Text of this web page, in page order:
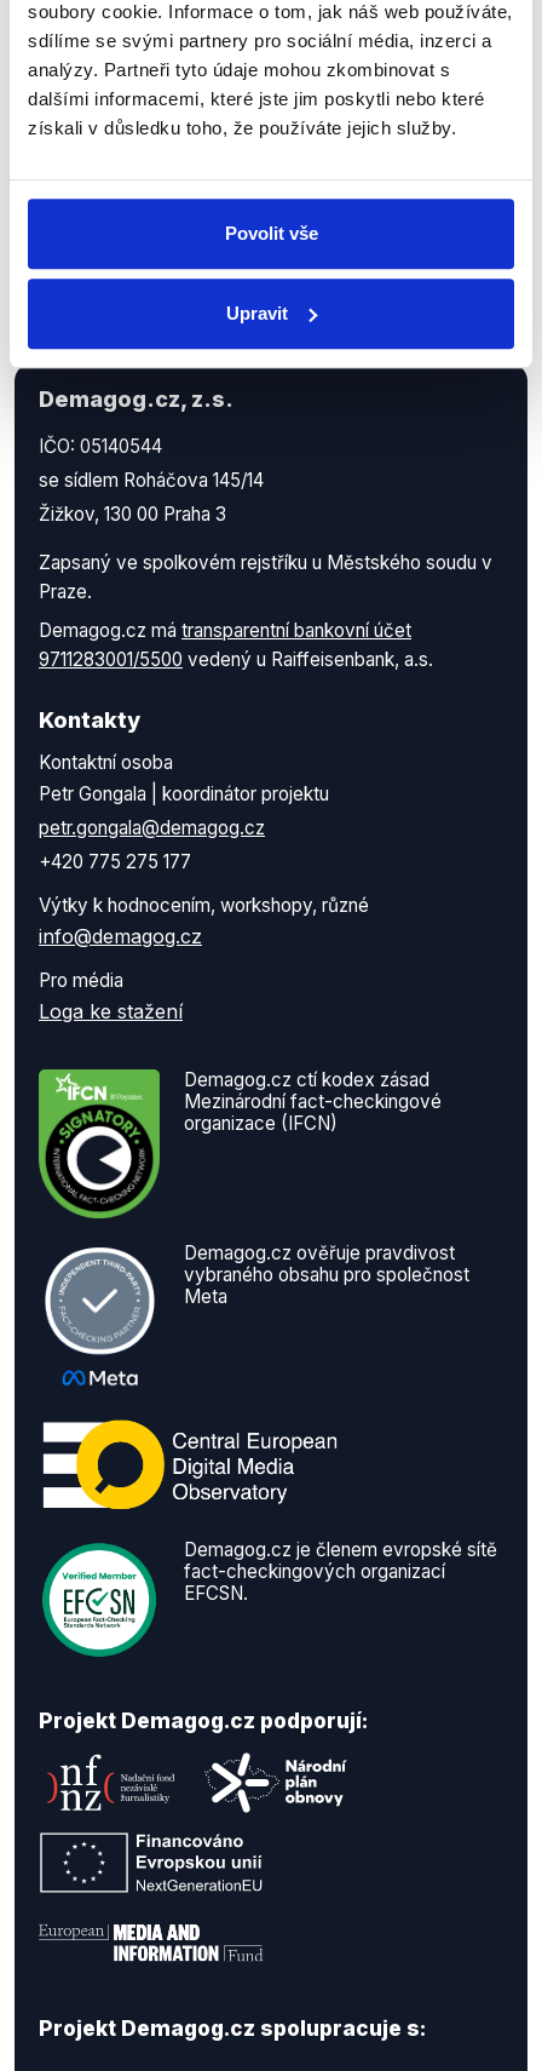
soubory cookie. Informace o tom, jak náš web používáte,
sdílíme se svými partnery pro sociální média, inzerci a
analýzy. Partneři tyto údaje mohou zkombinovat s
dalšími informacemi, které jste jim poskytli nebo které
získali v důsledku toho, že používáte jejich služby.
Povolit vše
Upravit
Nenechte si ujít nejnovější události
z Demagog.cz. Sdílením našich
příspěvků přátelům podpoříte naši
práci.
Demagog.cz, z.s.
IČO: 05140544
se sídlem Roháčova 145/14
Žižkov, 130 00 Praha 3
Zapsaný ve spolkovém rejstříku u Městského soudu v
Praze.
Demagog.cz má transparentní bankovní účet
9711283001/5500 vedený u Raiffeisenbank, a.s.
Kontakty
Kontaktní osoba
Petr Gongala | koordinátor projektu
petr.gongala@demagog.cz
+420 775 275 177
Výtky k hodnocením, workshopy, různé
info@demagog.cz
Pro média
Loga ke stažení
Demagog.cz ctí kodex zásad
Mezinárodní fact-checkingové
organizace (IFCN)
Demagog.cz ověřuje pravdivost
vybraného obsahu pro společnost
Meta
Demagog.cz je členem evropské sítě
fact-checkingových organizací
EFCSN.
Projekt Demagog.cz podporují:
Projekt Demagog.cz spolupracuje s: